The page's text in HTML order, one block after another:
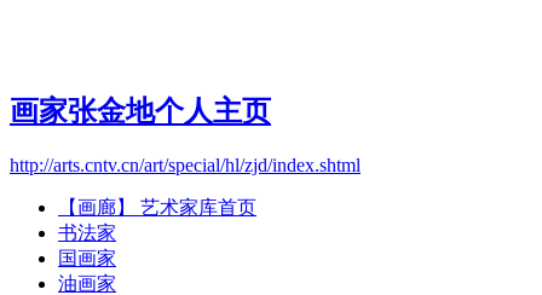
画家张金地个人主页
http://arts.cntv.cn/art/special/hl/zjd/index.shtml
【画廊】 艺术家库首页
书法家
国画家
油画家